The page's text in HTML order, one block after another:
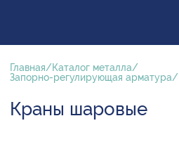
Главная
Каталог металла
Запорно-регулирующая арматура
Краны шаровые